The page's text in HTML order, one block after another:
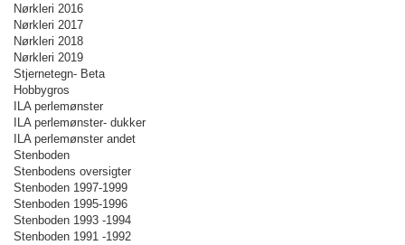
Nørkleri 2016
Nørkleri 2017
Nørkleri 2018
Nørkleri 2019
Stjernetegn- Beta
Hobbygros
ILA perlemønster
ILA perlemønster- dukker
ILA perlemønster andet
Stenboden
Stenbodens oversigter
Stenboden 1997-1999
Stenboden 1995-1996
Stenboden 1993 -1994
Stenboden 1991 -1992